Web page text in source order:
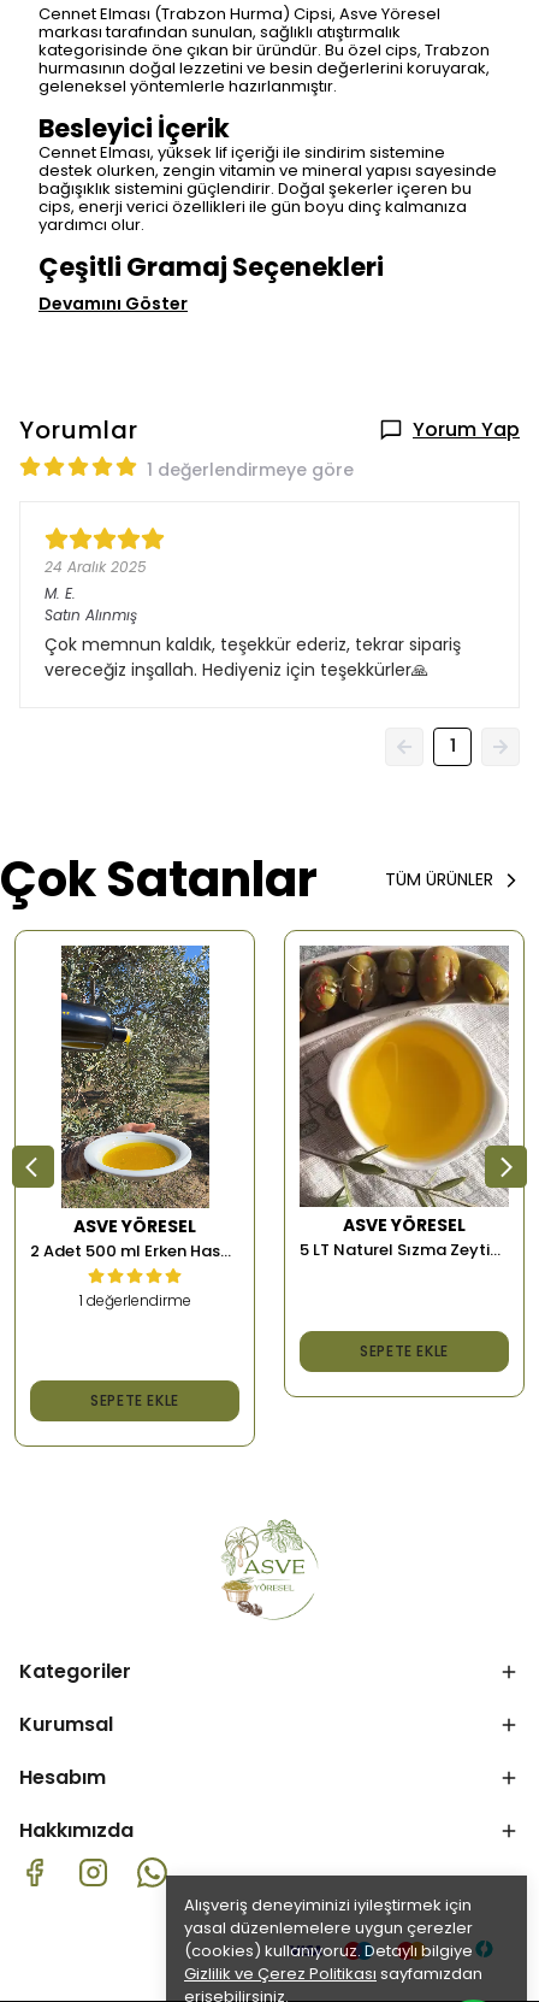
Alışveriş deneyiminizi iyileştirmek için
yasal düzenlemelere uygun çerezler
(cookies) kullanıyoruz. Detaylı bilgiye
Gizlilik ve Çerez Politikası sayfamızdan
erişebilirsiniz.
Cennet Elması (Trabzon Hurma) Cipsi, Asve Yöresel
markası tarafından sunulan, sağlıklı atıştırmalık
kategorisinde öne çıkan bir üründür. Bu özel cips, Trabzon
hurmasının doğal lezzetini ve besin değerlerini koruyarak,
geleneksel yöntemlerle hazırlanmıştır.
Besleyici İçerik
Cennet Elması, yüksek lif içeriği ile sindirim sistemine
destek olurken, zengin vitamin ve mineral yapısı sayesinde
bağışıklık sistemini güçlendirir. Doğal şekerler içeren bu
cips, enerji verici özellikleri ile gün boyu dinç kalmanıza
yardımcı olur.
Çeşitli Gramaj Seçenekleri
Devamını Göster
Yorumlar Yorum Yap
1 değerlendirmeye göre
24 Aralık 2025
M. E.
Satın Alınmış
Çok memnun kaldık, teşekkür ederiz, tekrar sipariş
vereceğiz inşallah. Hediyeniz için teşekkürler🙏
1
Çok Satanlar TÜM ÜRÜNLER
ASVE YÖRESEL
2 Adet 500 ml Erken Hasat Memecik Soğuk Sıkım Zeytinyağı
1 değerlendirme
SEPETE EKLE
ASVE YÖRESEL
5 LT Naturel Sızma Zeytinyağı
SEPETE EKLE
Kategoriler
Kurumsal
Hesabım
Hakkımızda